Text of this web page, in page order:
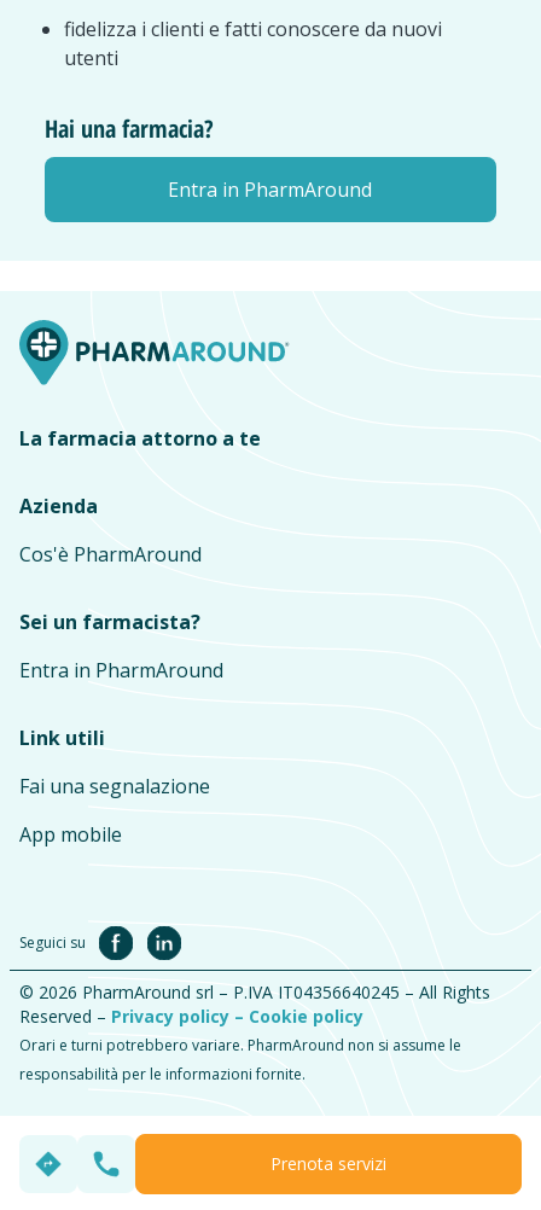
fidelizza i clienti e fatti conoscere da nuovi
utenti
Hai una farmacia?
Entra in PharmAround
La farmacia attorno a te
Azienda
Cos'è PharmAround
Sei un farmacista?
Entra in PharmAround
Link utili
Fai una segnalazione
App mobile
Seguici su
© 2026 PharmAround srl – P.IVA IT04356640245 – All Rights
Reserved – Privacy policy – Cookie policy
Orari e turni potrebbero variare. PharmAround non si assume le
responsabilità per le informazioni fornite.
Prenota servizi